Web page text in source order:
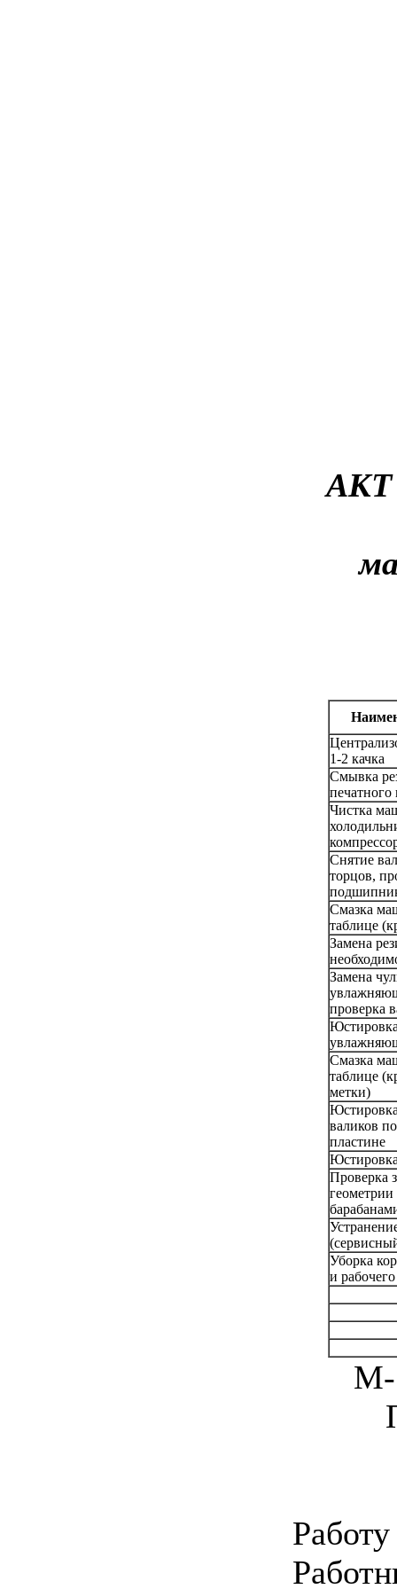
АКТ
1-2 качка
Смывка
Чистка
Снятие
торцов,
Смазка
таблице
Замена
Замена
проверка
Смазка
таблице
метки)
валиков
пластине
Проверка
Уборка
и
М-